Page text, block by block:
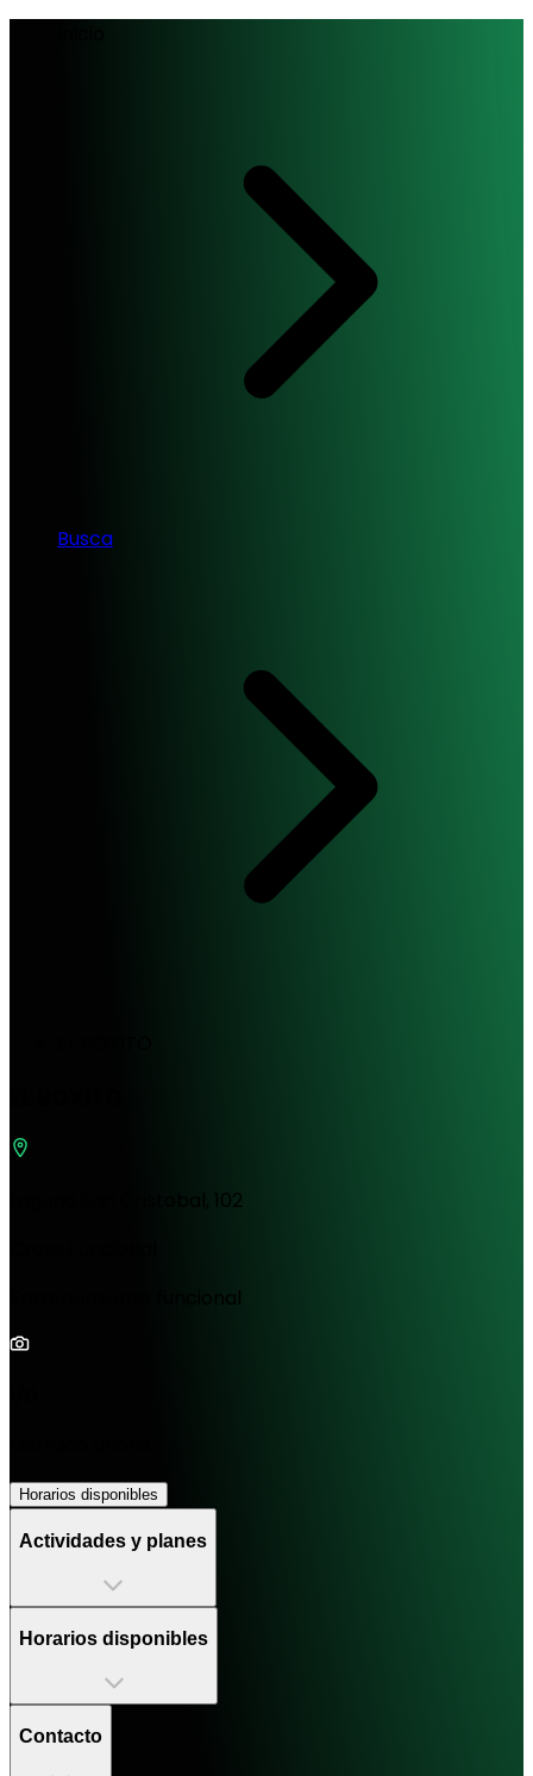
Busca
Laguna San Cristobal, 102
Entrenamiento funcional
Horarios disponibles
Actividades y planes
Horarios disponibles
Contacto